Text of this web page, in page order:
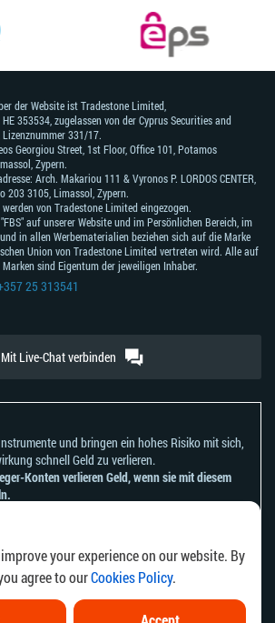
your experience on our website. By
agree to ourCookies Policy.
der Website ist Tradestone Limited,
353534, zugelassen von der Cyprus Securities and
331/17.
Georgiou Street, 1st Floor, Office 101, Potamos
Zypern.
Arch. Makariou 111 & Vyronos Р. LORDOS CENTER,
203 3105, Limassol, Zypern.
von Tradestone Limited eingezogen.
auf unserer Website und im Persönlichen Bereich, im
in allen Werbematerialien beziehen sich auf die Marke
Union von Tradestone Limited vertreten wird. Alle auf
sind Eigentum der jeweiligen Inhaber.
25 313541
Mit Live-Chat verbinden
und bringen ein hohes Risiko mit sich,
schnell Geld zu verlieren.
Konten verlieren Geld, wenn sie mit diesem
zu riskieren, Ihr Geld zu verlieren.
Risikoanerkennungen und Offenlegungen
dieser Website sind nicht für Personen bestimmt,
einer Rechtsordnung ansässig sind, in dem die
dieser Informationen gegen die örtlichen
verstoßen würde.